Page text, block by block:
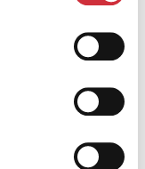
Het
naar een